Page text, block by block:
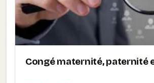
Congé maternité, paternité